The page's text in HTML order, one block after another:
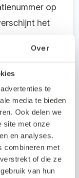
Over
te
media te bieden
Ook delen we
site met onze
en analyses.
combineren met
of die ze
van hun
op
het
Snelstart
12
12
Dan
in